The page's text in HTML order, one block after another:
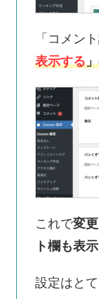
「コメン
表示する
これで変
ト欄も表
設定はと